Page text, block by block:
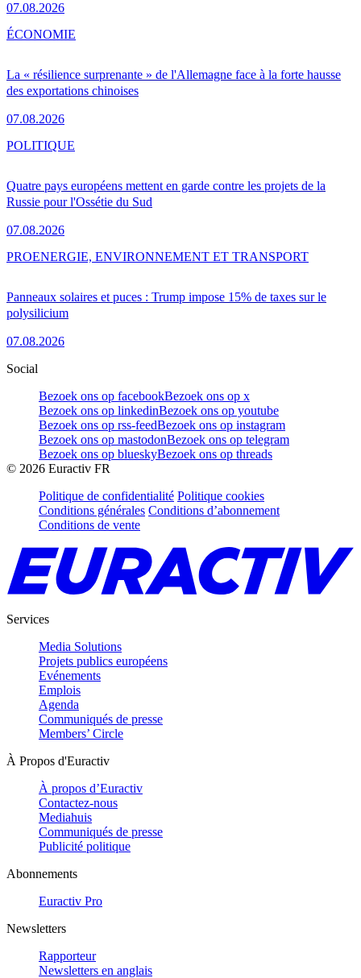
07.08.2026
La « résilience surprenante » de l'Allemagne face à la forte hausse
des exportations chinoises
07.08.2026
ÉCONOMIE
Quatre pays européens mettent en garde contre les projets de la
Russie pour l'Ossétie du Sud
07.08.2026
POLITIQUE
Panneaux solaires et puces : Trump impose 15% de taxes sur le
polysilicium
07.08.2026
PROENERGIE, ENVIRONNEMENT ET TRANSPORT
Social
Bezoek ons op facebookBezoek ons op x
Bezoek ons op linkedinBezoek ons op youtube
Bezoek ons op rss-feedBezoek ons op instagram
Bezoek ons op mastodonBezoek ons op telegram
Bezoek ons op blueskyBezoek ons op threads
© 2026 Euractiv FR
Politique de confidentialité Politique cookies
Conditions générales Conditions d’abonnement
Conditions de vente
Services
Media Solutions
Projets publics européens
Evénements
Emplois
Agenda
Communiqués de presse
Members’ Circle
À Propos d'Euractiv
À propos d’Euractiv
Contactez-nous
Mediahuis
Communiqués de presse
Publicité politique
Abonnements
Euractiv Pro
Newsletters
Rapporteur
Newsletters en anglais